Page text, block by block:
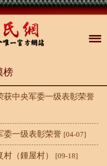
榜
获中央军委一级表彰荣誉
委一级表彰荣誉 [04-07]
（鍾屋村） [09-18]